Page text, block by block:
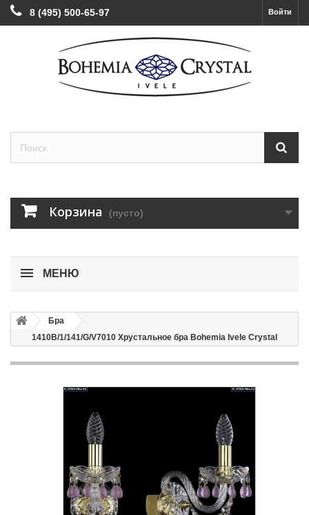
Войти
8 (495) 500-65-97
Корзина (пусто)
МЕНЮ
Бра
1410B/1/141/G/V7010 Хрустальное бра Bohemia Ivele Crystal